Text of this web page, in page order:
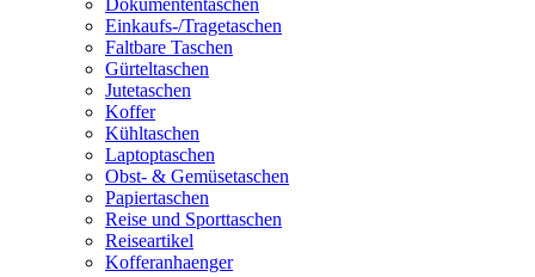
Dokumententaschen
Einkaufs-/Tragetaschen
Faltbare Taschen
Gürteltaschen
Jutetaschen
Koffer
Kühltaschen
Laptoptaschen
Obst- & Gemüsetaschen
Papiertaschen
Reise und Sporttaschen
Reiseartikel
Kofferanhaenger